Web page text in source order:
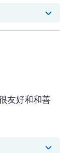
评论作出回复
友好和和善
的评论作出回复